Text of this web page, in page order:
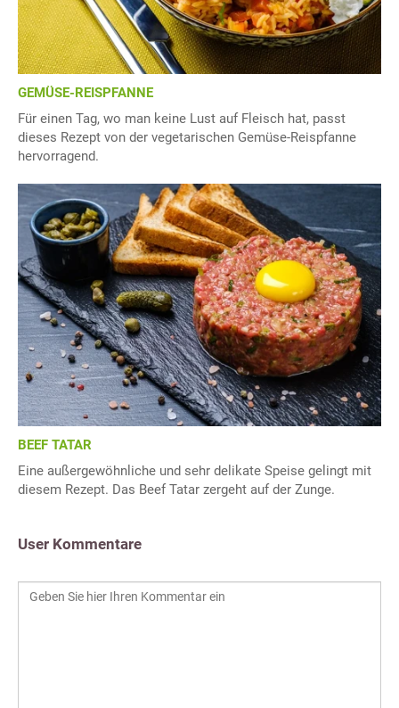
GEMÜSE-REISPFANNE
Für einen Tag, wo man keine Lust auf Fleisch hat, passt
dieses Rezept von der vegetarischen Gemüse-Reispfanne
hervorragend.
BEEF TATAR
Eine außergewöhnliche und sehr delikate Speise gelingt mit
diesem Rezept. Das Beef Tatar zergeht auf der Zunge.
User Kommentare